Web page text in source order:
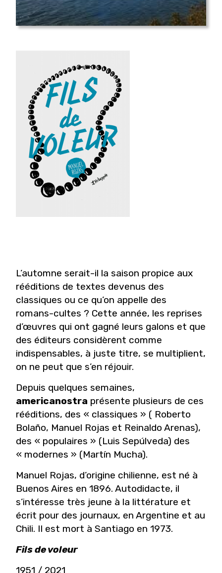
L’automne serait-il la saison propice aux
rééditions de textes devenus des
classiques ou ce qu’on appelle des
romans-cultes ? Cette année, les reprises
d’œuvres qui ont gagné leurs galons et que
des éditeurs considèrent comme
indispensables, à juste titre, se multiplient,
on ne peut que s’en réjouir.
Depuis quelques semaines,
americanostra présente plusieurs de ces
rééditions, des « classiques » ( Roberto
Bolaño, Manuel Rojas et Reinaldo Arenas),
des « populaires » (Luis Sepúlveda) des
« modernes » (Martín Mucha).
Manuel Rojas, d’origine chilienne, est né à
Buenos Aires en 1896. Autodidacte, il
s’intéresse très jeune à la littérature et
écrit pour des journaux, en Argentine et au
Chili. Il est mort à Santiago en 1973.
Fils de voleur
1951 / 2021